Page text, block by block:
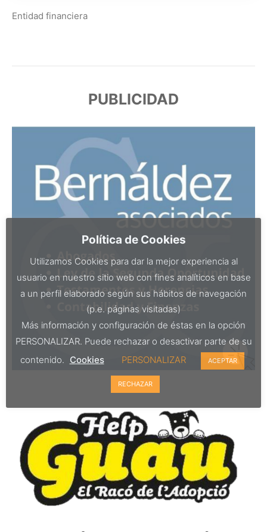
Entidad financiera
PUBLICIDAD
Política de Cookies
Utilizamos Cookies para dar la mejor experiencia al
usuario en nuestro sitio web con fines analíticos en base
a un perfil elaborado según sus hábitos de navegación
(p.e. páginas visitadas)
Más información y configuración de éstas en la opción
PERSONALIZAR. Puede rechazar o desactivar parte de su
contenido. Cookies PERSONALIZAR ACEPTAR
RECHAZAR